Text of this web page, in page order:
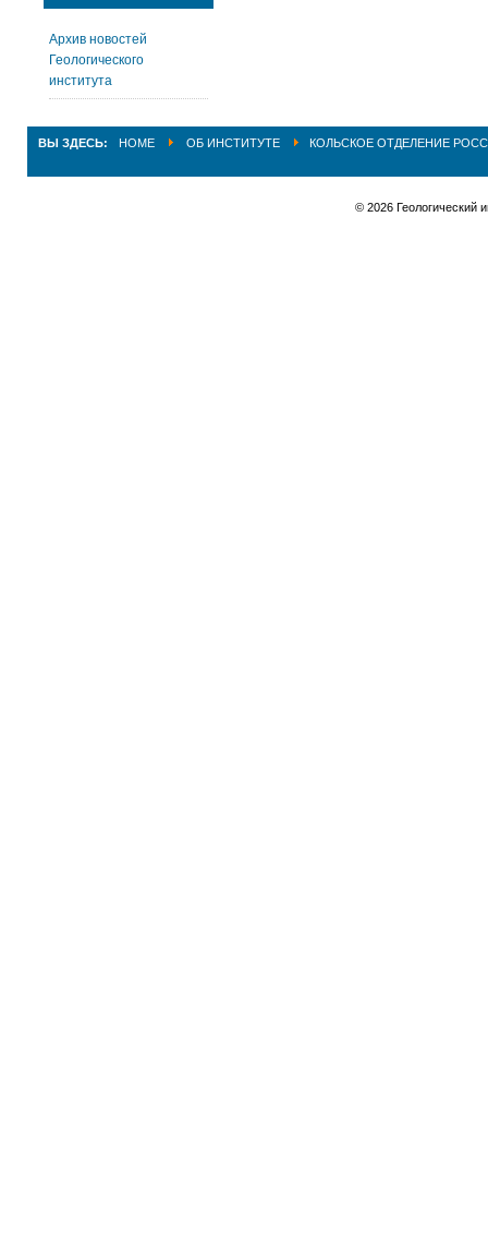
Архив новостей
Геологического
института
ВЫ ЗДЕСЬ: HOME ОБ ИНСТИТУТЕ КОЛЬСКОЕ ОТДЕЛЕНИЕ
© 2026 Геологический